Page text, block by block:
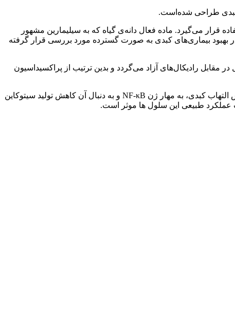
کبدی طراحی شده‌است.
قرار می‌گیرد. ماده فعال دانه‌ی گیاه که به سیلیمارین مشهور
بهبود بیماری‌های کبدی به صورت گسترده مورد بررسی قرار گرفته
مقابل رادیکال‌های آزاد می‌گردد و بدین ترتیب از پراکسیداسیون
بعلاوه، سیلیمارین با اثر بر گیرنده‌ های انسولینی باعث کاهش مقاومت انسولینی میشود. یکی دیگر از راه‌ های اثربخشی این ترکیب در کاهش التهاب کبدی، به مهار ژن NF-κB و به دنبال آن کاهش تولید سیتوکاین‌
عملکرد طبیعی این سلول‌ ها موثر است.